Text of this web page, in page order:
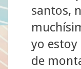
santos,
yo estoy
de